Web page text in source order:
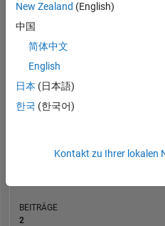
RANG
183.959
BEITRÄGE
2
New Zealand (English)
中国
简体中文
English
日本 (日本語)
한국 (한국어)
Kontakt zu Ihrer lokalen